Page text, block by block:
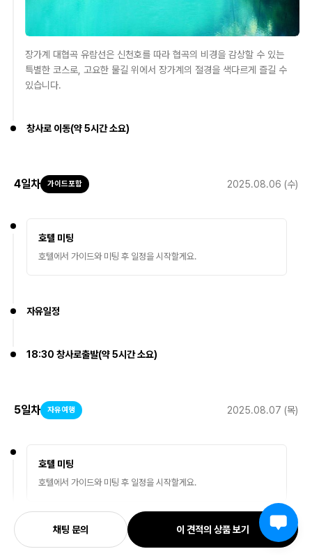
장가계 대협곡 유람선은 신천호를 따라 협곡의 비경을 감상할 수 있는
특별한 코스로, 고요한 물길 위에서 장가계의 절경을 색다르게 즐길 수
있습니다.
창사로 이동(약 5시간 소요)
4일차 가이드포함 2025.08.06 (수)
호텔 미팅
호텔에서 가이드와 미팅 후 일정을 시작할게요.
자유일정
18:30 창사로출발(약 5시간 소요)
5일차 자유여행 2025.08.07 (목)
호텔 미팅
호텔에서 가이드와 미팅 후 일정을 시작할게요.
창사공항출발
채팅 문의 이 견적의 상품 보기